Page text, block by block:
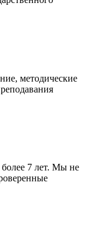
методические
7 лет. Мы не